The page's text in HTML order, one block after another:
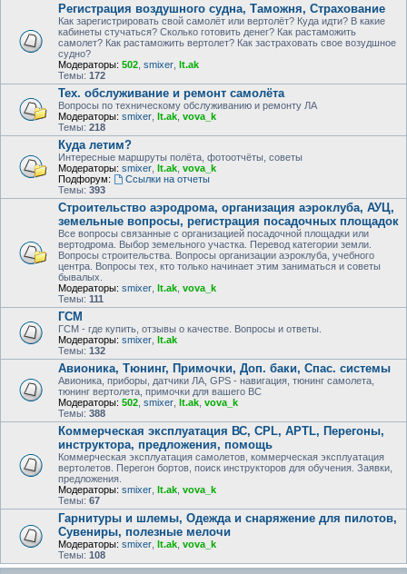
Регистрация воздушного судна, Таможня, Страхование
Как зарегистрировать свой самолёт или вертолёт? Куда идти? В какие
кабинеты стучаться? Сколько готовить денег? Как растаможить
самолет? Как растаможить вертолет? Как застраховать свое возудшное
судно?
Модераторы: 502 smixer lt.ak
Темы: 172
Тех. обслуживание и ремонт самолёта
Вопросы по техническому обслуживанию и ремонту ЛА
Модераторы: smixer lt.ak vova_k
Темы: 218
Куда летим?
Интересные маршруты полёта, фотоотчёты, советы
Модераторы: smixer lt.ak vova_k
Подфорум:
Ссылки на отчеты
Темы: 393
Строительство аэродрома, организация аэроклуба, АУЦ,
земельные вопросы, регистрация посадочных площадок
Все вопросы связанные с организацией посадочной площадки или
вертодрома. Выбор земельного участка. Перевод категории земли.
Вопросы строительства. Вопросы организации аэроклуба, учебного
центра. Вопросы тех, кто только начинает этим заниматься и советы
бывалых.
Модераторы: smixer lt.ak vova_k
Темы: 111
ГСМ
ГСМ - где купить, отзывы о качестве. Вопросы и ответы.
Модераторы: smixer lt.ak
Темы: 132
Авионика, Тюнинг, Примочки, Доп. баки, Спас. системы
Авионика, приборы, датчики ЛА, GPS - навигация, тюнинг самолета,
тюнинг вертолета, примочки для вашего ВС
Модераторы: 502 smixer lt.ak vova_k
Темы: 388
Коммерческая эксплуатация ВС, CPL, APTL, Перегоны,
инструктора, предложения, помощь
Коммерческая эксплуатация самолетов, коммерческая эксплуатация
вертолетов. Перегон бортов, поиск инструкторов для обучения. Заявки,
предложения.
Модераторы: smixer lt.ak vova_k
Темы: 67
Гарнитуры и шлемы, Одежда и снаряжение для пилотов,
Сувениры, полезные мелочи
Модераторы: smixer lt.ak vova_k
Темы: 108